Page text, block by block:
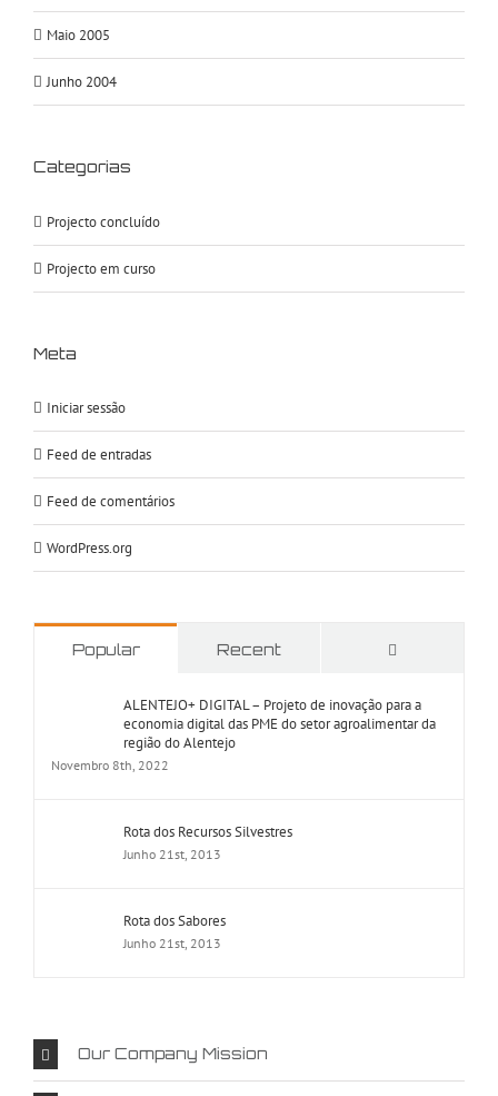
Maio 2005
Junho 2004
Categorias
Projecto concluído
Projecto em curso
Meta
Iniciar sessão
Feed de entradas
Feed de comentários
WordPress.org
Popular Recent
ALENTEJO+ DIGITAL – Projeto de inovação para a
economia digital das PME do setor agroalimentar da
região do Alentejo
Novembro 8th, 2022
Rota dos Recursos Silvestres
Junho 21st, 2013
Rota dos Sabores
Junho 21st, 2013
Our Company Mission